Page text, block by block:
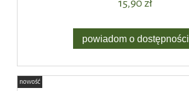
15,90 zł
powiadom o dostępności
nowość